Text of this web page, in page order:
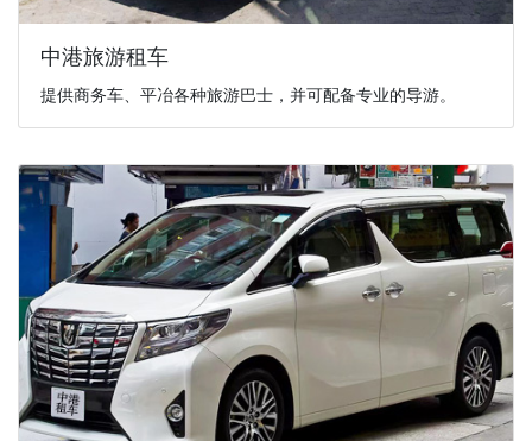
中港旅游租车
提供商务车、平冶各种旅游巴士，并可配备专业的导游。